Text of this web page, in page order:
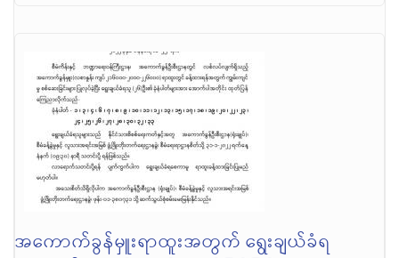
အကောက်ခွန်မှူးရာထူးအတွက် ရွေးချယ်ခံရ